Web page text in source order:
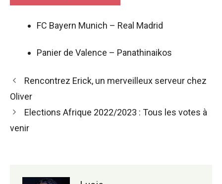
FC Bayern Munich – Real Madrid
Panier de Valence – Panathinaikos
Navigation
des
Rencontrez Erick, un merveilleux serveur chez
Oliver
Elections Afrique 2022/2023 : Tous les votes à
venir